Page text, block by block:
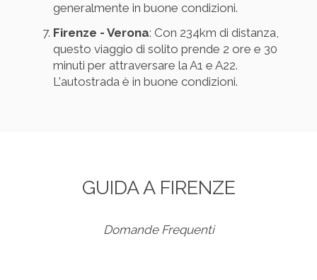
generalmente in buone condizioni.
Firenze - Verona: Con 234km di distanza,
questo viaggio di solito prende 2 ore e 30
minuti per attraversare la A1 e A22.
L'autostrada è in buone condizioni.
GUIDA A FIRENZE
Domande Frequenti